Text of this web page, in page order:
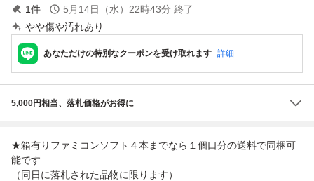
1件 5月14日（水）22時43分 終了
やや傷や汚れあり
あなただけの特別なクーポンを受け取れます 詳細
5,000円相当、落札価格がお得に
★箱有りファミコンソフト４本までなら１個口分の送料で同梱可
能です
（同日に落札された品物に限ります）